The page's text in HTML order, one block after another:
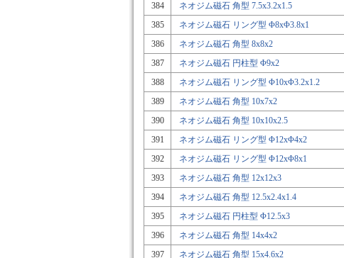
384
ネオジム磁石 角型 7.5x3.2x1.5
385
ネオジム磁石 リング型 Φ8xΦ3.8x1
386
ネオジム磁石 角型 8x8x2
387
ネオジム磁石 円柱型 Φ9x2
388
ネオジム磁石 リング型 Φ10xΦ3.2x1.2
389
ネオジム磁石 角型 10x7x2
390
ネオジム磁石 角型 10x10x2.5
391
ネオジム磁石 リング型 Φ12xΦ4x2
392
ネオジム磁石 リング型 Φ12xΦ8x1
393
ネオジム磁石 角型 12x12x3
394
ネオジム磁石 角型 12.5x2.4x1.4
395
ネオジム磁石 円柱型 Φ12.5x3
396
ネオジム磁石 角型 14x4x2
397
ネオジム磁石 角型 15x4.6x2